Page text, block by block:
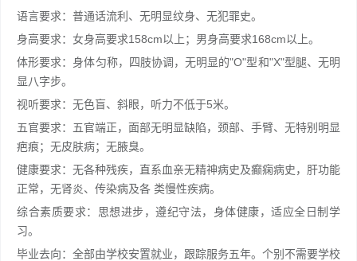
语言要求：普通话流利、无明显纹身、无犯罪史。
身高要求：女身高要求158cm以上；男身高要求168cm以上。
体形要求：身体匀称，四肢协调，无明显的"O"型和"X"型腿、无明
显八字步。
视听要求：无色盲、斜眼，听力不低于5米。
五官要求：五官端正，面部无明显缺陷，颈部、手臂、无特别明显
疤痕；无皮肤病；无腋臭。
健康要求：无各种残疾，直系血亲无精神病史及癫痫病史，肝功能
正常，无肾炎、传染病及各 类慢性疾病。
综合素质要求：思想进步，遵纪守法，身体健康，适应全日制学
习。
毕业去向：全部由学校安置就业，跟踪服务五年。个别不需要学校